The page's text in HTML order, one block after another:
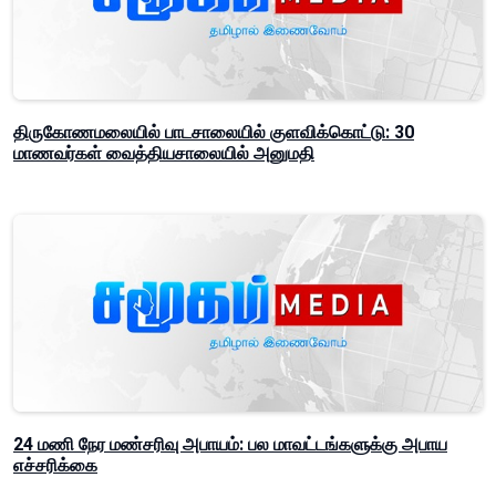
திருகோணமலையில் பாடசாலையில் குளவிக்கொட்டு: 30
மாணவர்கள் வைத்தியசாலையில் அனுமதி
24 மணி நேர மண்சரிவு அபாயம்: பல மாவட்டங்களுக்கு அபாய
எச்சரிக்கை